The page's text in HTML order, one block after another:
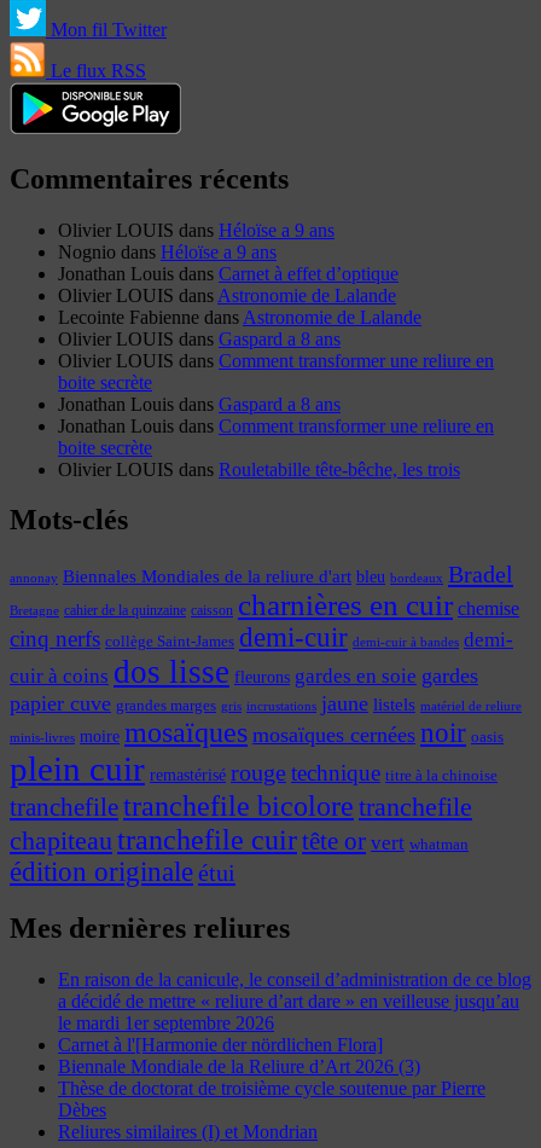
Mon fil Twitter
Le flux RSS
Commentaires récents
Olivier LOUIS dans Héloïse a 9 ans
Nognio dans Héloïse a 9 ans
Jonathan Louis dans Carnet à effet d’optique
Olivier LOUIS dans Astronomie de Lalande
Lecointe Fabienne dans Astronomie de Lalande
Olivier LOUIS dans Gaspard a 8 ans
Olivier LOUIS dans Comment transformer une reliure en
boite secrète
Jonathan Louis dans Gaspard a 8 ans
Jonathan Louis dans Comment transformer une reliure en
boite secrète
Olivier LOUIS dans Rouletabille tête-bêche, les trois
Mots-clés
annonay Biennales Mondiales de la reliure d'art bleu bordeaux Bradel
Bretagne cahier de la quinzaine caisson charnières en cuir chemise
cinq nerfs collège Saint-James demi-cuir demi-cuir à bandes demi-
cuir à coins dos lisse fleurons gardes en soie gardes
papier cuve grandes marges gris incrustations jaune listels matériel de reliure
minis-livres moire mosaïques mosaïques cernées noir oasis
plein cuir remastérisé rougetechnique titre à la chinoise
tranchefiletranchefile bicolore tranchefile
chapiteautranchefile cuirtête or vert whatman
édition originaleétui
Mes dernières reliures
En raison de la canicule, le conseil d’administration de ce blog
a décidé de mettre « reliure d’art dare » en veilleuse jusqu’au
le mardi 1er septembre 2026
Carnet à l'[Harmonie der nördlichen Flora]
Biennale Mondiale de la Reliure d’Art 2026 (3)
Thèse de doctorat de troisième cycle soutenue par Pierre
Dèbes
Reliures similaires (I) et Mondrian